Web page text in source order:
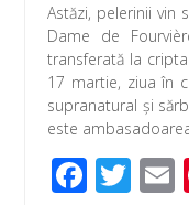
Astăzi, pelerinii vin
Dame de
transferată la
17 martie, ziua în
supranatural și
este
F T